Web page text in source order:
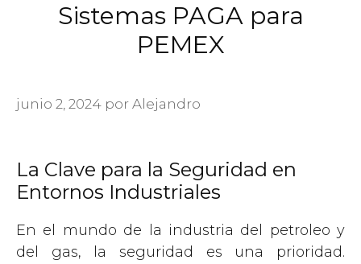
Sistemas PAGA para
PEMEX
junio 2, 2024 por Alejandro
La Clave para la Seguridad en
Entornos Industriales
En el mundo de la industria del petroleo y
del gas, la seguridad es una prioridad.